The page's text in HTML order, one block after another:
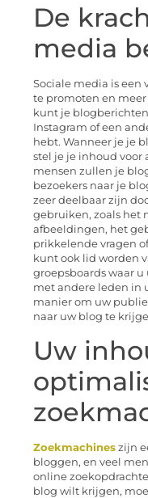
De
media
Sociale media is een
te promoten en
kunt je
Instagram of een
hebt. Wanneer je je
stel je je inhoud voor
mensen zullen je
bezoekers naar je
zeer deelbaar zijn
gebruiken, zoals het
afbeeldingen, het
prikkelende vragen
kunt ook lid worden
groepsboards waar
met andere leden in
manier om uw
naar uw blog te
Uw
Zoekmachines zijn
bloggen, en veel
online
blog wilt krijgen,